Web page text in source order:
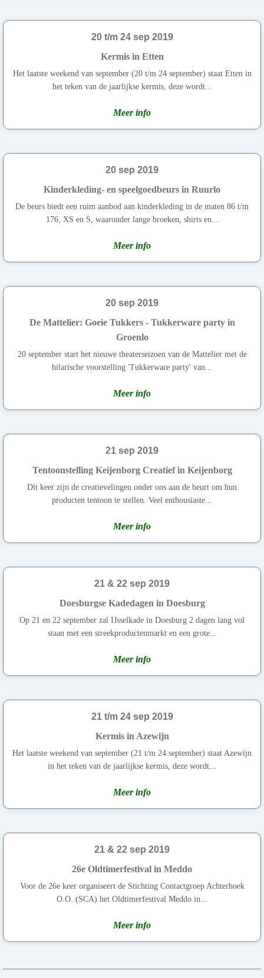
20 t/m 24 sep 2019
Kermis in Etten
Het laatste weekend van september (20 t/m 24 september) staat Etten in
het teken van de jaarlijkse kermis, deze wordt...
Meer info
20 sep 2019
Kinderkleding- en speelgoedbeurs in Ruurlo
De beurs biedt een ruim aanbod aan kinderkleding in de maten 86 t/m
176, XS en S, waaronder lange broeken, shirts en...
Meer info
20 sep 2019
De Mattelier: Goeie Tukkers - Tukkerware party in
Groenlo
20 september start het nieuwe theaterseizoen van de Mattelier met de
hilarische voorstelling 'Tukkerware party' van...
Meer info
21 sep 2019
Tentoonstelling Keijenborg Creatief in Keijenborg
Dit keer zijn de creatievelingen onder ons aan de beurt om hun
producten tentoon te stellen. Veel enthousiaste...
Meer info
21 & 22 sep 2019
Doesburgse Kadedagen in Doesburg
Op 21 en 22 september zal IJsselkade in Doesburg 2 dagen lang vol
staan met een streekproductenmarkt en een grote...
Meer info
21 t/m 24 sep 2019
Kermis in Azewijn
Het laatste weekend van september (21 t/m 24 september) staat Azewijn
in het teken van de jaarlijkse kermis, deze wordt...
Meer info
21 & 22 sep 2019
26e Oldtimerfestival in Meddo
Voor de 26e keer organiseert de Stichting Contactgroep Achterhoek
O.O. (SCA) het Oldtimerfestival Meddo in...
Meer info